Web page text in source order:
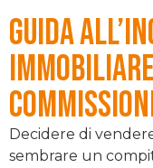
Guida
Decidere di
sembrare un